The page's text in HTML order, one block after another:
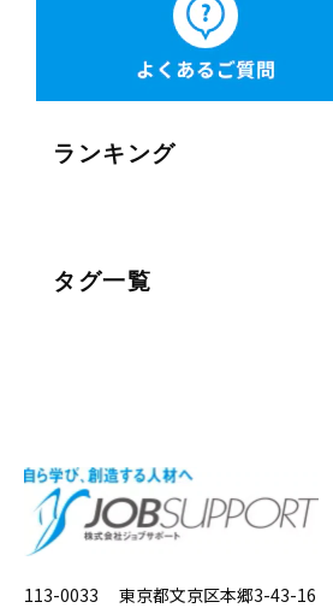
ランキング
タグ一覧
113-0033 東京都文京区本郷3-43-16